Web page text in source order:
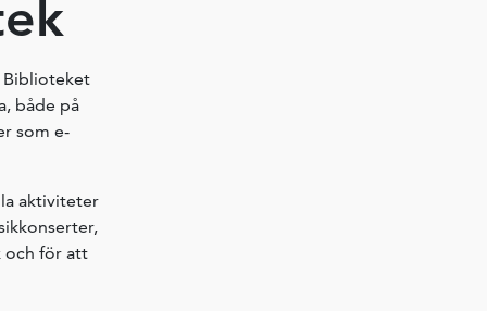
Biblioteket
både på
som e-
aktiviteter
och för att